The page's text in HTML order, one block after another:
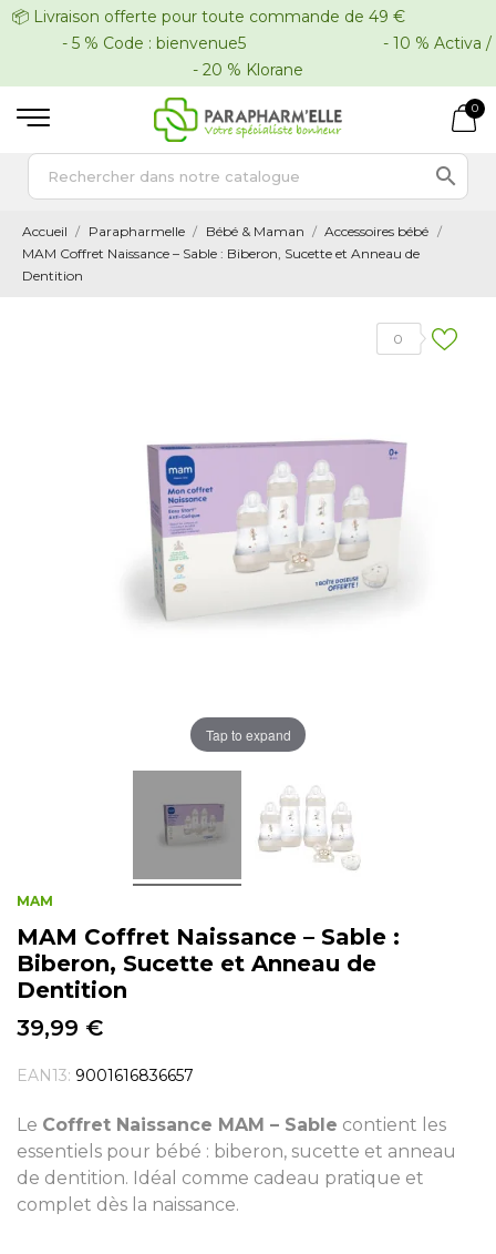
📦 Livraison offerte pour toute commande de 49 €
- 5 % Code : bienvenue5 - 10 % Activa /
- 20 % Klorane
0

Accueil Parapharmelle Bébé & Maman
Accessoires bébé
MAM Coffret Naissance – Sable : Biberon, Sucette et Anneau de
Dentition
0
Tap to expand
MAM
MAM Coffret Naissance – Sable :
Biberon, Sucette et Anneau de
Dentition
39,99 €
EAN13: 9001616836657
Le Coffret Naissance MAM – Sable contient les
essentiels pour bébé : biberon, sucette et anneau
de dentition. Idéal comme cadeau pratique et
complet dès la naissance.